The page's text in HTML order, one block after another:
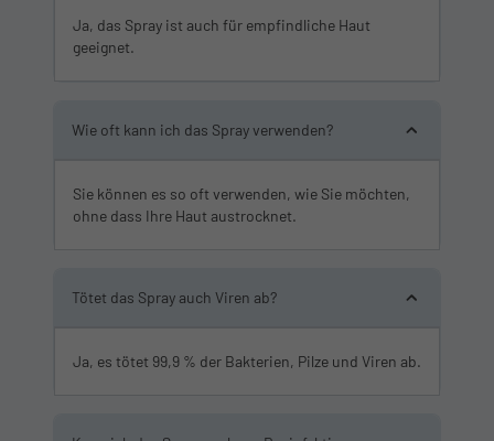
Ja, das Spray ist auch für empfindliche Haut
geeignet.
Wie oft kann ich das Spray verwenden?
Sie können es so oft verwenden, wie Sie möchten,
ohne dass Ihre Haut austrocknet.
Tötet das Spray auch Viren ab?
Ja, es tötet 99,9 % der Bakterien, Pilze und Viren ab.